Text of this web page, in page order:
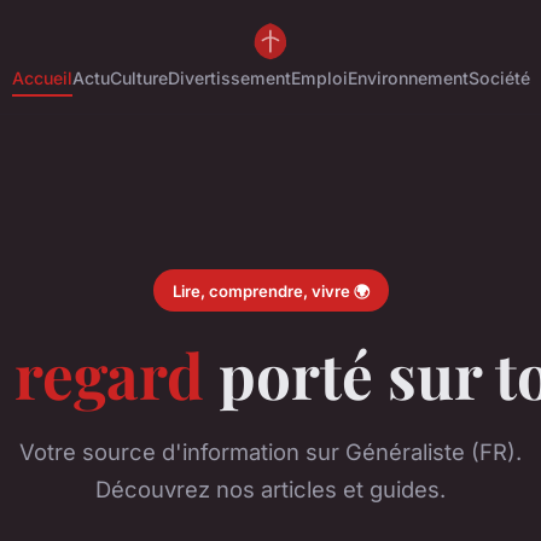
AccueilActuCultureDivertissementEmploiEnvironnementSociété
Lire, comprendre, vivre 🌍
regard porté sur
Votre source d'information sur Généraliste (FR).
Découvrez nos articles et guides.